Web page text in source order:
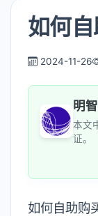
如何自
2024-11-26
明
本文
证。
如何自助购